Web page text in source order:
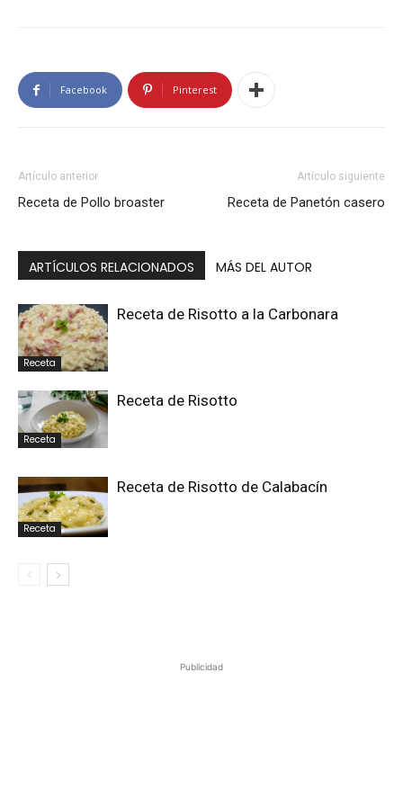
Facebook Pinterest
Artículo anterior
Receta de Pollo broaster
Artículo siguiente
Receta de Panetón casero
ARTÍCULOS RELACIONADOS MÁS DEL AUTOR
Receta
Receta de Risotto a la Carbonara
Receta
Receta de Risotto
Receta
Receta de Risotto de Calabacín
Publicidad